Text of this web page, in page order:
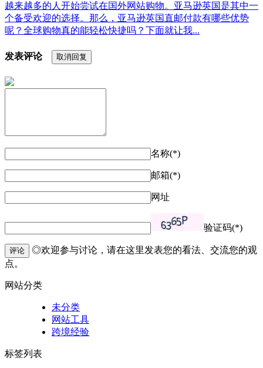
越来越多的人开始尝试在国外网站购物。亚马逊英国是其中一
个备受欢迎的选择。那么，亚马逊英国直邮付款有哪些优势
呢？全球购物真的能轻松快捷吗？下面就让我...
发表评论 取消回复
名称(*)
邮箱(*)
网址
验证码(*)
评论
◎欢迎参与讨论，请在这里发表您的看法、交流您的观
点。
网站分类
未分类
网站工具
跨境经验
标签列表